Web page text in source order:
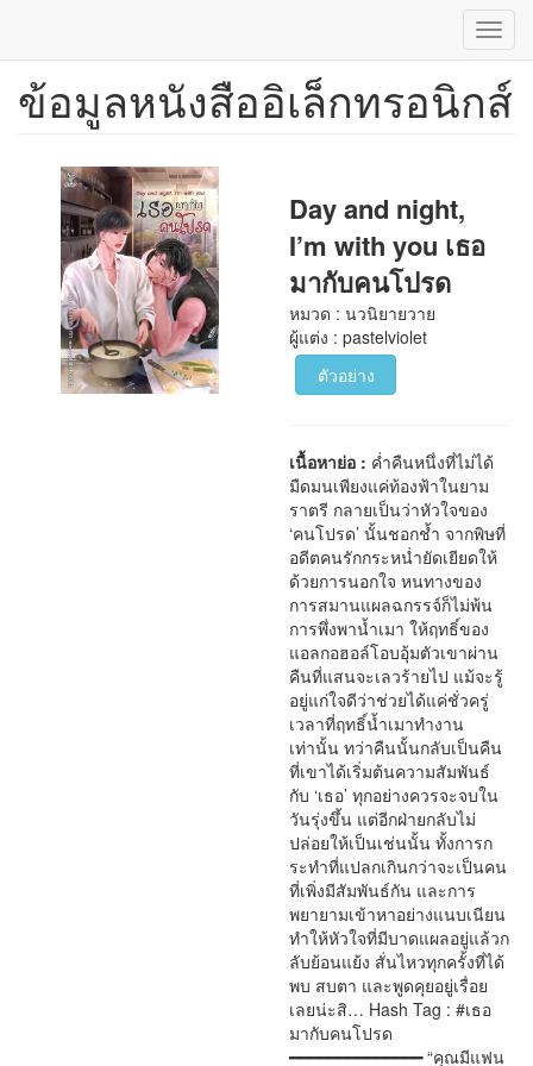
ข้าม
ข้อมูลหนังสืออิเล็กทรอนิกส์
Day and night,
I’m with you เธอ
มากับคนโปรด
หมวด : นวนิยายวาย
ผู้แต่ง : pastelviolet
ตัวอย่าง
เนื้อหาย่อ : ค่ำคืนหนึ่งที่ไม่ได้
มืดมนเพียงแค่ท้องฟ้าในยาม
ราตรี กลายเป็นว่าหัวใจของ
‘คนโปรด’ นั้นชอกช้ำ จากพิษที่
อดีตคนรักกระหน่ำยัดเยียดให้
ด้วยการนอกใจ หนทางของ
การสมานแผลฉกรรจ์ก็ไม่พ้น
การพึ่งพาน้ำเมา ให้ฤทธิ์ของ
แอลกอฮอล์โอบอุ้มตัวเขาผ่าน
คืนที่แสนจะเลวร้ายไป แม้จะรู้
อยู่แก่ใจดีว่าช่วยได้แค่ชั่วครู่
เวลาที่ฤทธิ์น้ำเมาทำงาน
เท่านั้น ทว่าคืนนั้นกลับเป็นคืน
ที่เขาได้เริ่มต้นความสัมพันธ์
กับ ‘เธอ’ ทุกอย่างควรจะจบใน
วันรุ่งขึ้น แต่อีกฝ่ายกลับไม่
ปล่อยให้เป็นเช่นนั้น ทั้งการก
ระทำที่แปลกเกินกว่าจะเป็นคน
ที่เพิ่งมีสัมพันธ์กัน และการ
พยายามเข้าหาอย่างแนบเนียน
ทำให้หัวใจที่มีบาดแผลอยู่แล้วก
ลับย้อนแย้ง สั่นไหวทุกครั้งที่ได้
พบ สบตา และพูดคุยอยู่เรื่อย
เลยน่ะสิ… Hash Tag : #เธอ
มากับคนโปรด
━━━━━━━━━━━━━━ “คุณมีแฟน